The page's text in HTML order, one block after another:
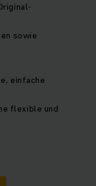
sowie
einfache
flexible und